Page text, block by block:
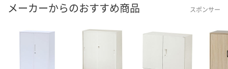
メーカーからのおすすめ商品 スポンサー